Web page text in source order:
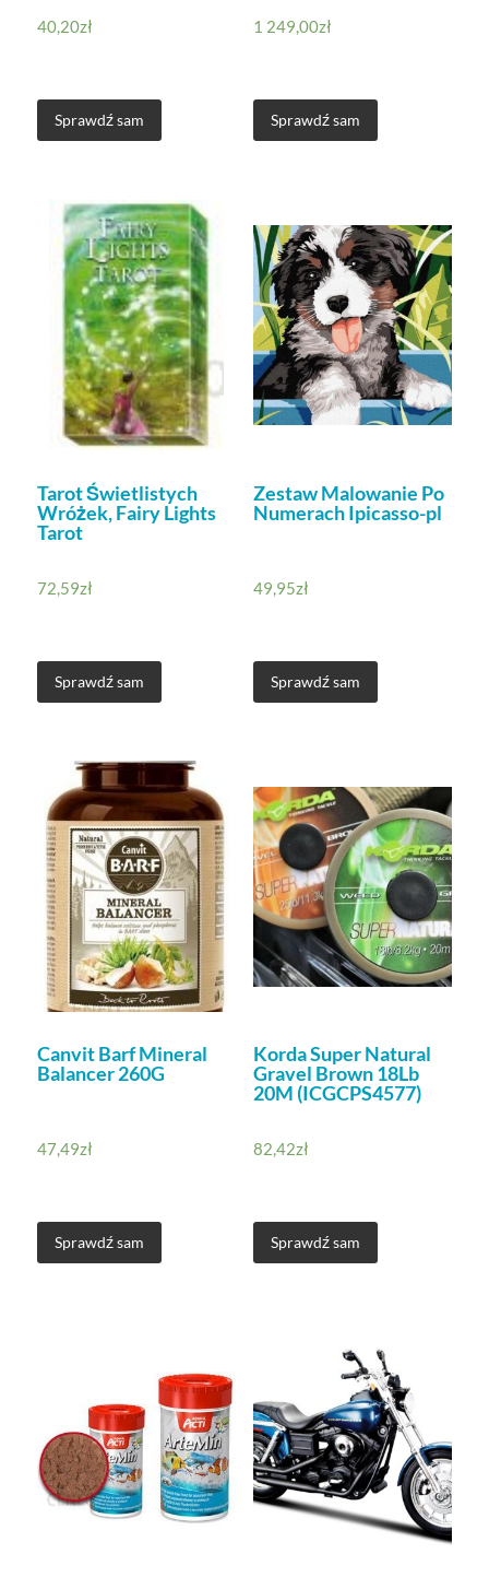
40,20zł
Sprawdź sam
1 249,00zł
Sprawdź sam
Tarot Świetlistych
Wróżek, Fairy Lights
Tarot
72,59zł
Sprawdź sam
Zestaw Malowanie Po
Numerach Ipicasso-pl
49,95zł
Sprawdź sam
Canvit Barf Mineral
Balancer 260G
47,49zł
Sprawdź sam
Korda Super Natural
Gravel Brown 18Lb
20M (ICGCPS4577)
82,42zł
Sprawdź sam